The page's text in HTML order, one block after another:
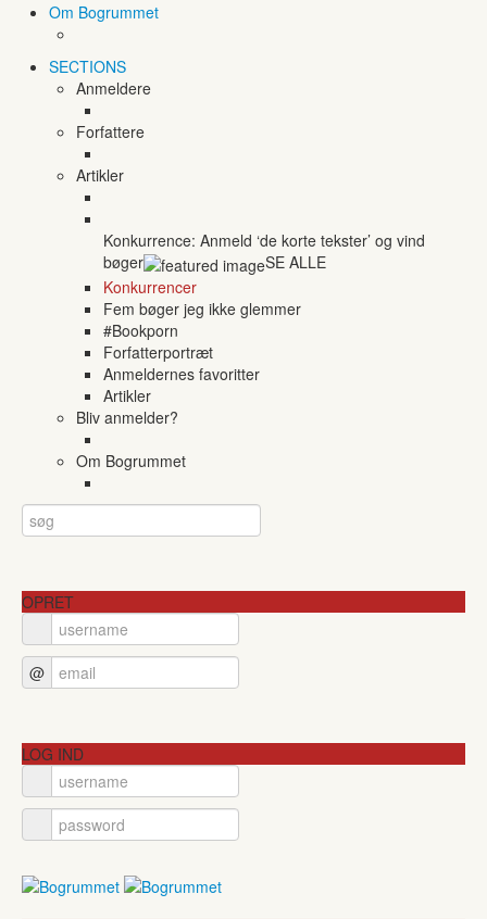
Om Bogrummet
SECTIONS
Anmeldere
Forfattere
Artikler
Konkurrence: Anmeld ‘de korte tekster’ og vind
bøger
SE ALLE
Konkurrencer
Fem bøger jeg ikke glemmer
#Bookporn
Forfatterportræt
Anmeldernes favoritter
Artikler
Bliv anmelder?
Om Bogrummet
OPRET
@
LOG IND